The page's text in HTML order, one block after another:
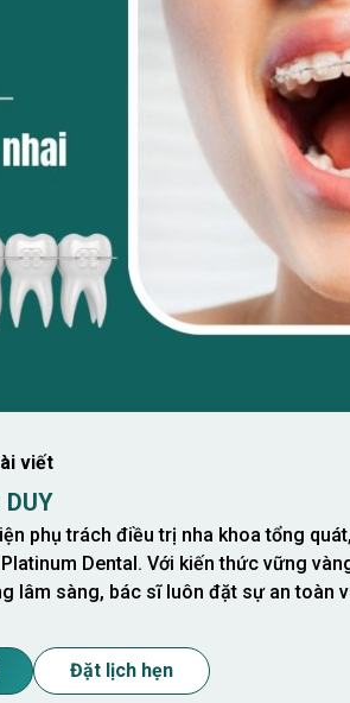
viết
DUY
phụ trách điều trị nha khoa tổng
Dental. Với kiến thức vững
lâm sàng, bác sĩ luôn đặt sự an toàn
Đặt lịch hẹn